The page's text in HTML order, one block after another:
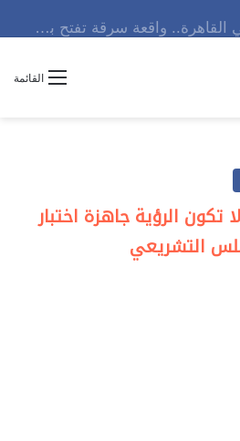
القائمة
الرؤية جاهزة اختبار
التشريعي